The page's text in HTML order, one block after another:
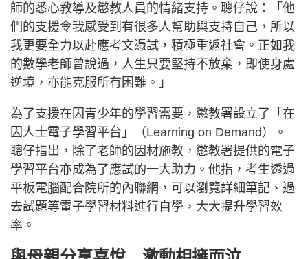
師的悉心教導及懲教人員的情緒支持。聰仔說：「他
們的支援令我感受到有很多人幫助與支持自己，所以
我更要全力以赴應考文憑試，積極重返社會。正如我
的數學老師曾說過，人生只要堅持不放棄，即使身處
逆境，亦能克服所有困難。」
為了支援在囚青少年的學習需要，懲教署設立了「在
囚人士電子學習平台」（Learning on Demand）。
聰仔指出，除了老師的因材施教，懲教署提供的電子
學習平台亦成為了應試的一大助力。他指，考生透過
平板電腦配合院所的內聯網，可以瀏覽詳細筆記、過
去試題等電子學習材料進行自學，大大提升學習效
率。